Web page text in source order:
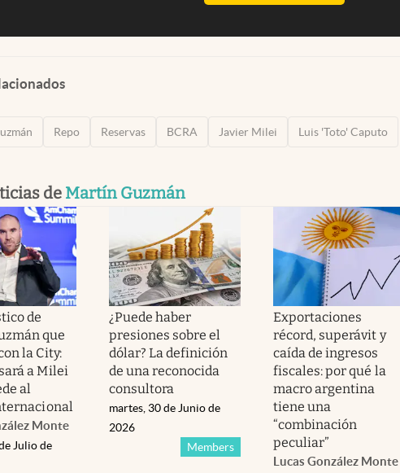
Repo Reservas BCRA Javier Milei Luis 'Toto' Caputo
de Martín Guzmán
de
que
la City:
a Milei
al
Monte
Julio de
¿Puede haber
presiones sobre el
dólar? La definición
de una reconocida
consultora
Members
martes, 30 de Junio de
2026
Exportaciones
récord, superávit y
caída de ingresos
fiscales: por qué la
macro argentina
tiene una
“combinación
peculiar”
Lucas González Monte